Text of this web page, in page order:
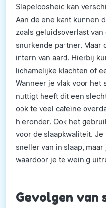
Slapeloosheid kan
Aan de ene kant kunnen
zoals geluidsoverlast
snurkende partner. Maar
intern van aard. Hierbij
lichamelijke klachten of
Wanneer je vlak voor het
nuttigt heeft dit een
ook te veel cafeïne
hieronder. Ook het
voor de slaapkwaliteit.
sneller van in slaap,
waardoor je te weinig
Gevolgen van